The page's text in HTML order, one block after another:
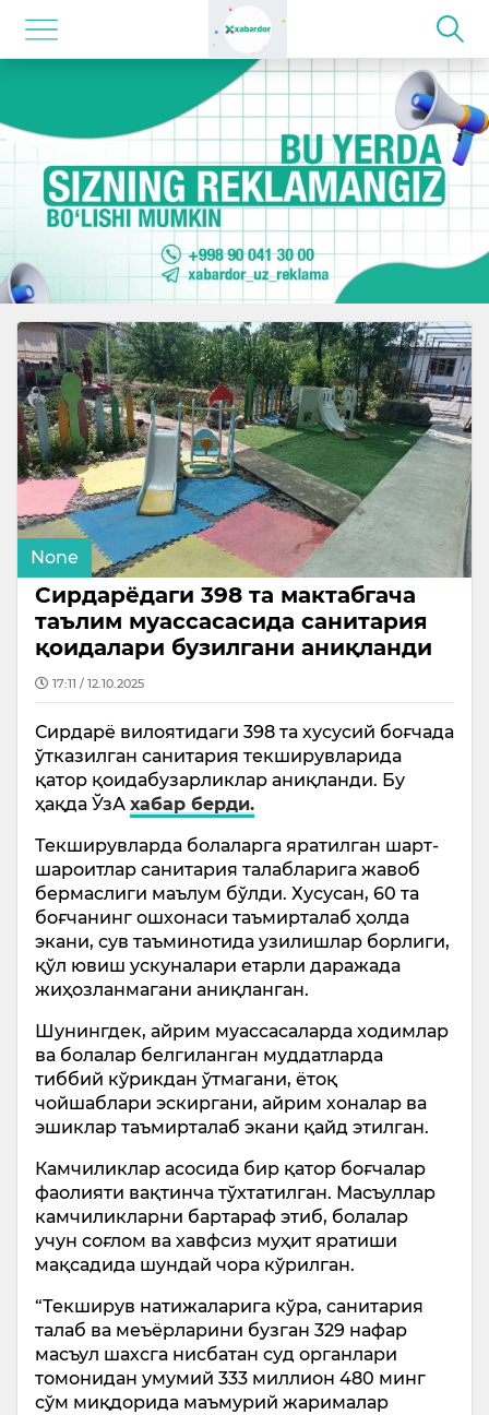
None
Сирдарёдаги 398 та мактабгача
таълим муассасасида санитария
қоидалари бузилгани аниқланди
17:11 / 12.10.2025
Сирдарё вилоятидаги 398 та хусусий боғчада
ўтказилган санитария текширувларида
қатор қоидабузарликлар аниқланди. Бу
ҳақда ЎзА хабар берди.
Текширувларда болаларга яратилган шарт-
шароитлар санитария талабларига жавоб
бермаслиги маълум бўлди. Хусусан, 60 та
боғчанинг ошхонаси таъмирталаб ҳолда
экани, сув таъминотида узилишлар борлиги,
қўл ювиш ускуналари етарли даражада
жиҳозланмагани аниқланган.
Шунингдек, айрим муассасаларда ходимлар
ва болалар белгиланган муддатларда
тиббий кўрикдан ўтмагани, ётоқ
чойшаблари эскиргани, айрим хоналар ва
эшиклар таъмирталаб экани қайд этилган.
Камчиликлар асосида бир қатор боғчалар
фаолияти вақтинча тўхтатилган. Масъуллар
камчиликларни бартараф этиб, болалар
учун соғлом ва хавфсиз муҳит яратиши
мақсадида шундай чора кўрилган.
“Текширув натижаларига кўра, санитария
талаб ва меъёрларини бузган 329 нафар
масъул шахсга нисбатан суд органлари
томонидан умумий 333 миллион 480 минг
сўм миқдорида маъмурий жарималар